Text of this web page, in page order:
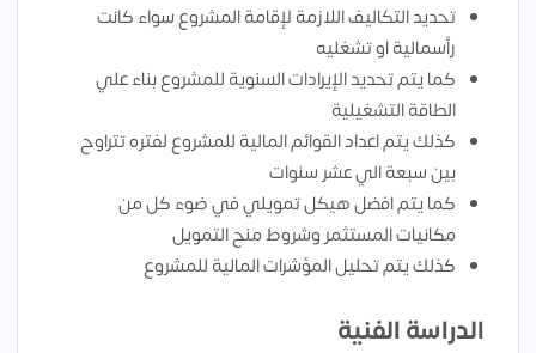
تحديد التكاليف اللازمة لإقامة المشروع سواء كانت
رأسمالية او تشغليه
كما يتم تحديد الإيرادات السنوية للمشروع بناء علي
الطاقة التشغيلية
كذلك يتم اعداد القوائم المالية للمشروع لفتره تتراوح
بين سبعة الي عشر سنوات
كما يتم افضل هيكل تمويلي في ضوء كل من
مكانيات المستثمر وشروط منح التمويل
كذلك يتم تحليل المؤشرات المالية للمشروع
الدراسة الفنية